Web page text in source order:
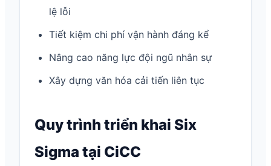
lệ lỗi
Tiết kiệm chi phí vận hành đáng kể
Nâng cao năng lực đội ngũ nhân sự
Xây dựng văn hóa cải tiến liên tục
Quy trình triển khai Six
Sigma tại CiCC